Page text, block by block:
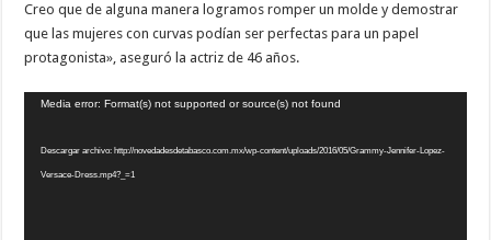
Creo que de alguna manera logramos romper un molde y demostrar
que las mujeres con curvas podían ser perfectas para un papel
protagonista», aseguró la actriz de 46 años.
Reproductor
vídeo
Media error: Format(s) not supported or source(s) not found
Descargar archivo: http://novedadesdetabasco.com.mx/wp-content/uploads/2016/05/Grammy-Jennifer-Lopez-
Versace-Dress.mp4?_=1